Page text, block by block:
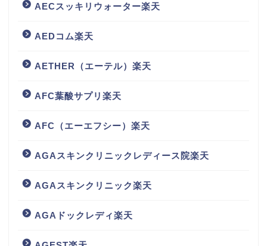
AECスッキリウォーター楽天
AEDコム楽天
AETHER（エーテル）楽天
AFC葉酸サプリ楽天
AFC（エーエフシー）楽天
AGAスキンクリニックレディース院楽天
AGAスキンクリニック楽天
AGAドックレディ楽天